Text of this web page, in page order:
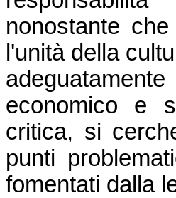
nonostante
l'unità della
economico e
critica, si
punti
fomentati dalla